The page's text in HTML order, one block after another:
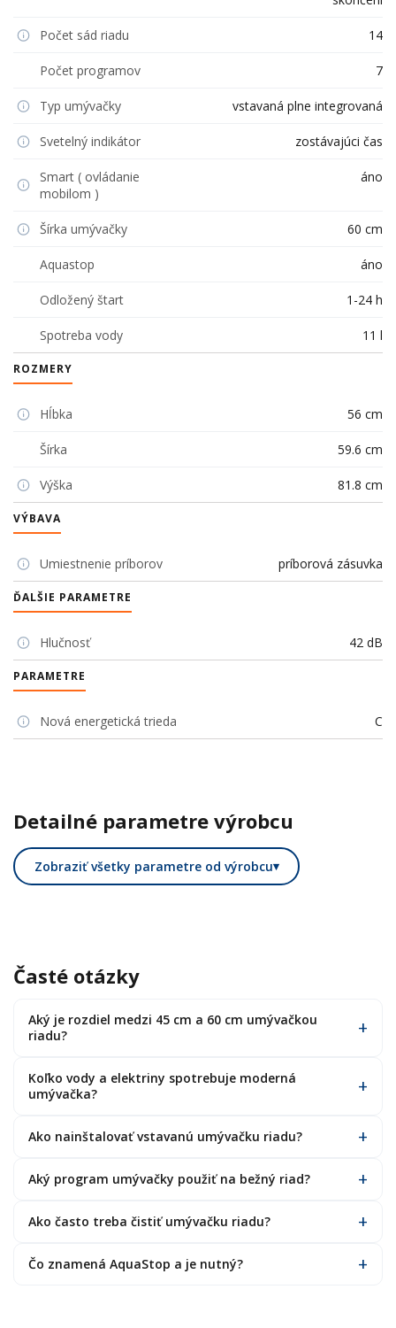
Počet sád riadu 14
Počet programov 7
Typ umývačky vstavaná plne integrovaná
Svetelný indikátor zostávajúci čas
Smart ( ovládanie
mobilom )
áno
Šírka umývačky 60 cm
Aquastop áno
Odložený štart 1-24 h
Spotreba vody 11 l
ROZMERY
Hĺbka 56 cm
Šírka 59.6 cm
Výška 81.8 cm
VÝBAVA
Umiestnenie príborov príborová zásuvka
ĎALŠIE PARAMETRE
Hlučnosť 42 dB
PARAMETRE
Nová energetická trieda C
Detailné parametre výrobcu
Zobraziť všetky parametre od výrobcu▾
Časté otázky
Aký je rozdiel medzi 45 cm a 60 cm umývačkou
riadu?
Koľko vody a elektriny spotrebuje moderná
umývačka?
Ako nainštalovať vstavanú umývačku riadu?
Aký program umývačky použiť na bežný riad?
Ako často treba čistiť umývačku riadu?
Čo znamená AquaStop a je nutný?